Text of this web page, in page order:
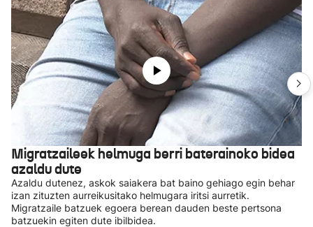
Migratzaileek helmuga berri baterainoko bidea
azaldu dute
Azaldu dutenez, askok saiakera bat baino gehiago egin behar
izan zituzten aurreikusitako helmugara iritsi aurretik.
Migratzaile batzuek egoera berean dauden beste pertsona
batzuekin egiten dute ibilbidea.